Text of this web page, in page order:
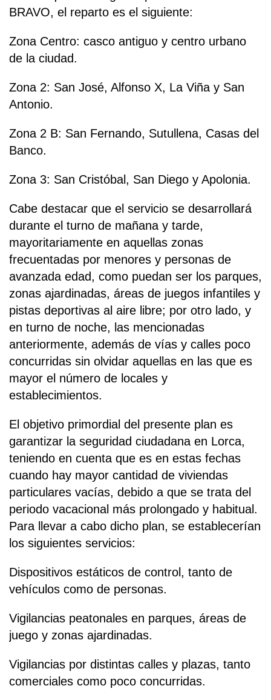
BRAVO, el reparto es el siguiente:
Zona Centro: casco antiguo y centro urbano
de la ciudad.
Zona 2: San José, Alfonso X, La Viña y San
Antonio.
Zona 2 B: San Fernando, Sutullena, Casas del
Banco.
Zona 3: San Cristóbal, San Diego y Apolonia.
Cabe destacar que el servicio se desarrollará
durante el turno de mañana y tarde,
mayoritariamente en aquellas zonas
frecuentadas por menores y personas de
avanzada edad, como puedan ser los parques,
zonas ajardinadas, áreas de juegos infantiles y
pistas deportivas al aire libre; por otro lado, y
en turno de noche, las mencionadas
anteriormente, además de vías y calles poco
concurridas sin olvidar aquellas en las que es
mayor el número de locales y
establecimientos.
El objetivo primordial del presente plan es
garantizar la seguridad ciudadana en Lorca,
teniendo en cuenta que es en estas fechas
cuando hay mayor cantidad de viviendas
particulares vacías, debido a que se trata del
periodo vacacional más prolongado y habitual.
Para llevar a cabo dicho plan, se establecerían
los siguientes servicios:
Dispositivos estáticos de control, tanto de
vehículos como de personas.
Vigilancias peatonales en parques, áreas de
juego y zonas ajardinadas.
Vigilancias por distintas calles y plazas, tanto
comerciales como poco concurridas.